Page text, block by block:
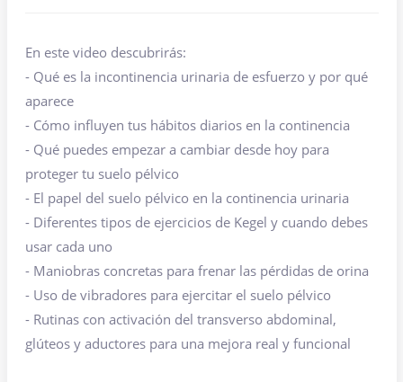
En este video descubrirás:
- Qué es la incontinencia urinaria de esfuerzo y por qué
aparece
- Cómo influyen tus hábitos diarios en la continencia
- Qué puedes empezar a cambiar desde hoy para
proteger tu suelo pélvico
- El papel del suelo pélvico en la continencia urinaria
- Diferentes tipos de ejercicios de Kegel y cuando debes
usar cada uno
- Maniobras concretas para frenar las pérdidas de orina
- Uso de vibradores para ejercitar el suelo pélvico
- Rutinas con activación del transverso abdominal,
glúteos y aductores para una mejora real y funcional